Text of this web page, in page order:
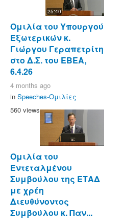
25:40
Ομιλία του Υπουργού
Εξωτερικών κ.
Γιώργου Γεραπετρίτη
στο Δ.Σ. του ΕΒΕΑ,
6.4.26
4 months ago
in Speeches-Ομιλίες
560 views
Ομιλία του
Εντεταλμένου
Συμβούλου της ΕΤΑΔ
με χρέη
Διευθύνοντος
Συμβούλου κ. Παν...